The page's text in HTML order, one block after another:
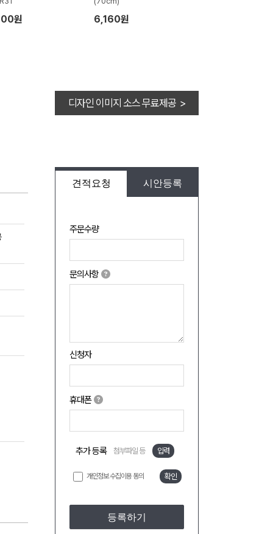
원 6,160원
디자인 이미지 소스 무료제공 >
견적요청 시안등록
주문수량
문의사항
신청자
휴대폰
추가 등록 첨부파일 등 입력
개인정보 수집이용 동의 확인
등록하기